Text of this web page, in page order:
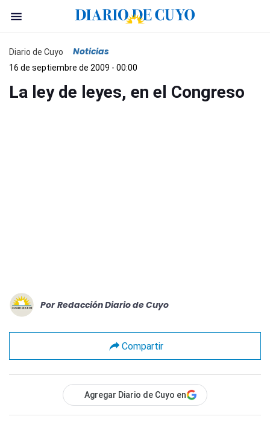
Diario de Cuyo Noticias
16 de septiembre de 2009 - 00:00
La ley de leyes, en el Congreso
Por Redacción Diario de Cuyo
Compartir
Agregar Diario de Cuyo en